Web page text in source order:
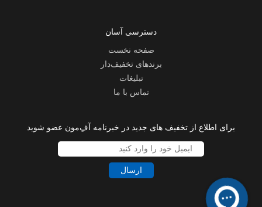
دسترسی آسان
صفحه نخست
برندهای تخفیف‌دار
تبلیغات
تماس با ما
برای اطلاع از تخفیف های جدید در خبرنامه آفِ‌مون عضو شوید
ارسال